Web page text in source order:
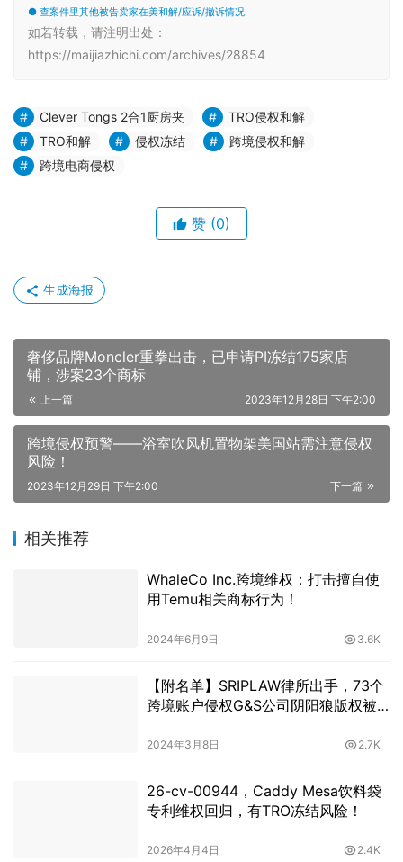
● 查案件里其他被告卖家在美和解/应诉/撤诉情况
如若转载，请注明出处：
https://maijiazhichi.com/archives/28854
Clever Tongs 2合1厨房夹
TRO侵权和解
TRO和解
侵权冻结
跨境侵权和解
跨境电商侵权
赞 (0)
生成海报
奢侈品牌Moncler重拳出击，已申请PI冻结175家店
铺，涉案23个商标
上一篇 2023年12月28日 下午2:00
跨境侵权预警——浴室吹风机置物架美国站需注意侵权
风险！
下一篇
2023年12月29日 下午2:00
相关推荐
WhaleCo Inc.跨境维权：打击擅自使
用Temu相关商标行为！
2024年6月9日 3.6K
【附名单】SRIPLAW律所出手，73个
跨境账户侵权G&S公司阴阳狼版权被
2024年3月8日 2.7K
26-cv-00944，Caddy Mesa饮料袋
专利维权回归，有TRO冻结风险！
2026年4月4日 2.4K